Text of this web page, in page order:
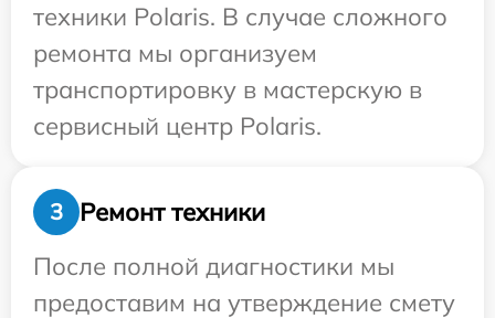
техники Polaris. В случае сложного
ремонта мы организуем
транспортировку в мастерскую в
сервисный центр Polaris.
3
Ремонт техники
После полной диагностики мы
предоставим на утверждение смету